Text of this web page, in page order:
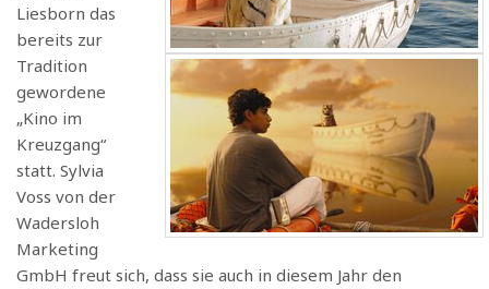
Liesborn das
bereits zur
Tradition
gewordene
„Kino im
Kreuzgang“
statt. Sylvia
Voss von der
Wadersloh
Marketing
GmbH freut sich, dass sie auch in diesem Jahr den